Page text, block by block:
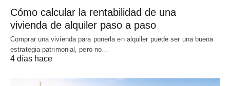
Cómo calcular la rentabilidad de una
vivienda de alquiler paso a paso
Comprar una vivienda para ponerla en alquiler puede ser una buena
estrategia patrimonial, pero no…
4 días hace